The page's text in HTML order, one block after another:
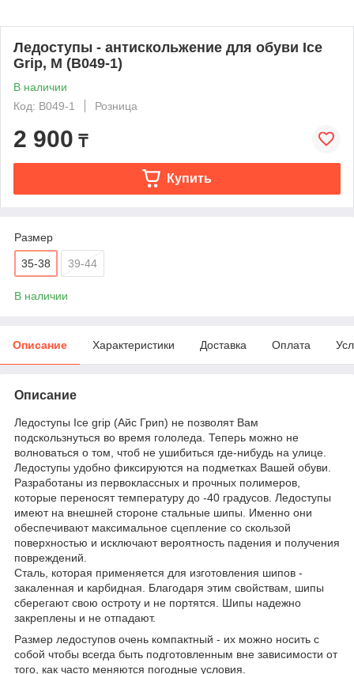
Ледоступы - антискольжение для обуви Ice
Grip, M (B049-1)
В наличии
Код: B049-1
Розница
2 900 ₸
Купить
Размер
35-38 39-44
В наличии
Описание Характеристики Доставка Оплата
Описание
Ледоступы Ice grip (Айс Грип) не позволят Вам
подскользнуться во время гололеда. Теперь можно не
волноваться о том, чтоб не ушибиться где-нибудь на улице.
Ледоступы удобно фиксируются на подметках Вашей обуви.
Разработаны из первоклассных и прочных полимеров,
которые переносят температуру до -40 градусов. Ледоступы
имеют на внешней стороне стальные шипы. Именно они
обеспечивают максимальное сцепление со скользой
поверхностью и исключают вероятность падения и получения
повреждений.
Сталь, которая применяется для изготовления шипов -
закаленная и карбидная. Благодаря этим свойствам, шипы
сберегают свою остроту и не портятся. Шипы надежно
закреплены и не отпадают.
Размер ледоступов очень компактный - их можно носить с
собой чтобы всегда быть подготовленным вне зависимости от
того, как часто меняются погодные условия.